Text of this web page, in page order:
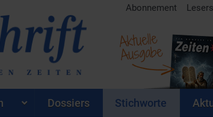
Abonnement
Aktuelle
Ausgabe
Dossiers Stichworte